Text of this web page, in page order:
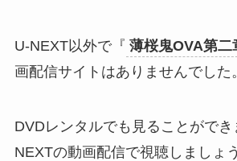
U-NEXT以外で『 薄桜鬼OVA第二
画配信サイトはありませんでした。
DVDレンタルでも見ることがで
NEXTの動画配信で視聴しましょ